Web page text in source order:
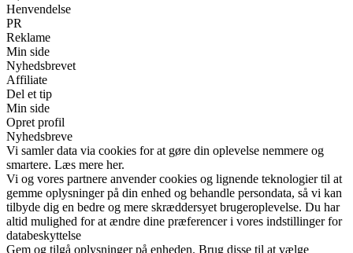
Henvendelse
PR
Reklame
Min side
Nyhedsbrevet
Affiliate
Del et tip
Min side
Opret profil
Nyhedsbreve
Vi samler data via cookies for at gøre din oplevelse nemmere og
smartere. Læs mere her.
Vi og vores partnere anvender cookies og lignende teknologier til at
gemme oplysninger på din enhed og behandle persondata, så vi kan
tilbyde dig en bedre og mere skræddersyet brugeroplevelse. Du har
altid mulighed for at ændre dine præferencer i vores indstillinger for
databeskyttelse
Gem og tilgå oplysninger på enheden. Brug disse til at vælge